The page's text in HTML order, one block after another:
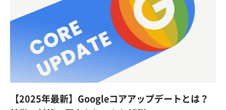
【2025年最新】Googleコアアップデートとは？